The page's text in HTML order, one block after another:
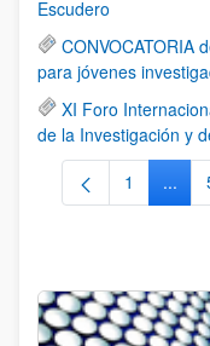
Escudero
CONVOCATORIA
para jóvenes
XI Foro
de la Investigación y
Página
1 ...